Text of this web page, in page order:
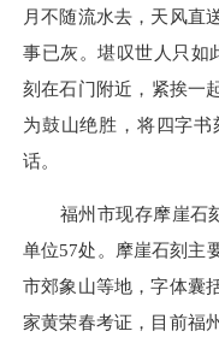
月不随流水去，天风直
事已灰。堪叹世人只如
刻在石门附近，紧挨一
为鼓山绝胜，将四字
话。
福州市现存摩崖石刻
单位57处。摩崖石刻主
市郊象山等地，字体囊
家黄荣春考证，目前福